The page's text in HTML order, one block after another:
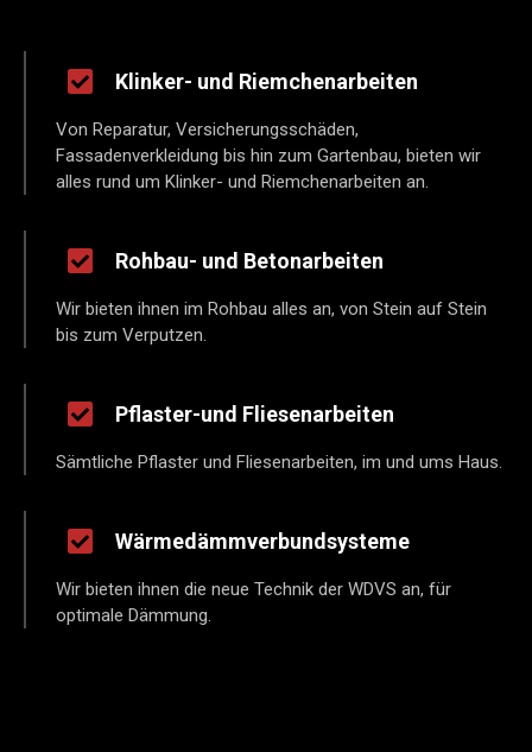
Klinker- und Riemchenarbeiten
Von Reparatur, Versicherungsschäden,
Fassadenverkleidung bis hin zum Gartenbau, bieten wir
alles rund um Klinker- und Riemchenarbeiten an.
Rohbau- und Betonarbeiten
Wir bieten ihnen im Rohbau alles an, von Stein auf Stein
bis zum Verputzen.
Pflaster-und Fliesenarbeiten
Sämtliche Pflaster und Fliesenarbeiten, im und ums Haus.
Wärmedämmverbundsysteme
Wir bieten ihnen die neue Technik der WDVS an, für
optimale Dämmung.